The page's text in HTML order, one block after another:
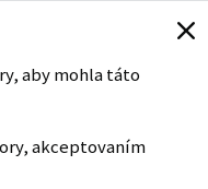
aby mohla táto
akceptovaním